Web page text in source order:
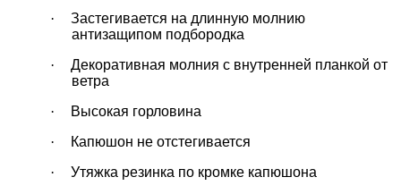
·
Застегивается на длинную молнию
антизащипом подбородка
·
Декоративная молния с внутренней планкой от
ветра
·
Высокая горловина
·
Капюшон не отстегивается
·
Утяжка резинка по кромке капюшона